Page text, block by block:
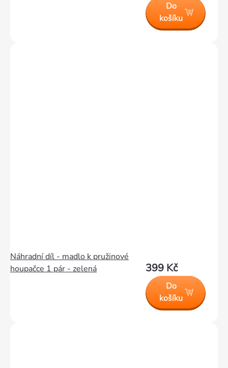
Do
košíku
Náhradní díl - madlo k pružinové
houpačce 1 pár - zelená
399 Kč
Do
košíku